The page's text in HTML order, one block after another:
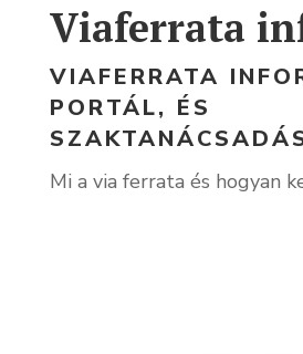
Viaferrata
VIAFERRATA
PORTÁL, ÉS
Mi a via ferrata és hogyan